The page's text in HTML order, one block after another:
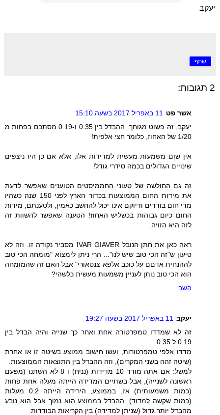
יעקב
שתף
2 תגובות:
אשר פט
11 באפריל 2017 בשעה 15:10
יעקב, זה פשוט מגוחך. ההבדל בין 0.35 ו-0.19 מסתכם בפחות מ
1/20 של האחוז, כלומר חצי אלפית!
אין שום משמעות מעשית למדידות אלו, אלא אם כן היו ניצפים
שינויים הגדולים בכמה סידרי גודל!
זה גם החולשה של טעוני החממיסטים הטוענים שאפשר לדעת
את מידות החום הממוצעות בכדור הארץ לפני 150 שנה כשהיו
מדי חום בודדים ודיוקם אינו יכול להחשב כאמין, ולטענתם, מידות
החום כיום גבוהות בכשליש האחוז! הטענה שאפשר להשוות זה
לזה היא הזויה.
ראה כאן את חתן הנובל IVAR GIAVER מסביר נקודה זו. וזה לא
טיעון ש"זה הכי טוב שיש לנו"... הרי ניתן לימצוא "מומחה הכי טוב
לההנחית אדםם על כוכב אלפא צנטאורי" אבל האם זה שהמומחה
הוא הכי טוב נותן לעניין משמעות מעשית כלשהי?
השב
יעקב 11 באפריל 2017 בשעה 19:27
זה לא שמדדו טמפרטורה אחת ואחר כך שנייה והיה הבדל בין
0.19 ל 0.35.
מדדו אלפי טמפרטורות, ועשו חישוב ממוצע בשיטה זו או אחרת
(שיטה זהה בשני המקרים), וזה ההבדל בין התוצאות הממוצעות.
למשל: אם אתה מודד 10 מדידות (נניח) ו 8 לא השתנו (מפעם
ראשונה לשנייה), אבל בשתיים המדידה הייתה מעלה אחת פחות
(כמות משמעותית) אז, בממוצע, הירידה הייתה 0.2 מעלות
(כמות שקשה למדוד). ההבדל בממוצע הוא נמוך אבל הוא נובע
מהבדל יותר גדול (שניתן למדידה) בין הקריאות הבודדות.